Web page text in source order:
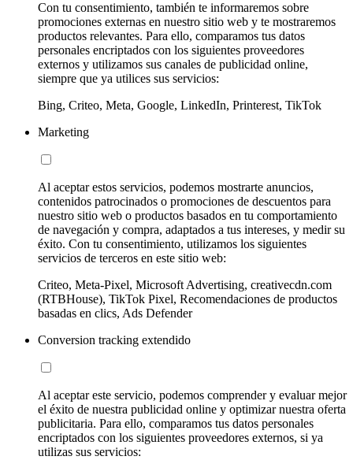
Con tu consentimiento, también te informaremos sobre
promociones externas en nuestro sitio web y te mostraremos
productos relevantes. Para ello, comparamos tus datos
personales encriptados con los siguientes proveedores
externos y utilizamos sus canales de publicidad online,
siempre que ya utilices sus servicios:
Bing, Criteo, Meta, Google, LinkedIn, Printerest, TikTok
Marketing
Al aceptar estos servicios, podemos mostrarte anuncios,
contenidos patrocinados o promociones de descuentos para
nuestro sitio web o productos basados en tu comportamiento
de navegación y compra, adaptados a tus intereses, y medir su
éxito. Con tu consentimiento, utilizamos los siguientes
servicios de terceros en este sitio web:
Criteo, Meta-Pixel, Microsoft Advertising, creativecdn.com
(RTBHouse), TikTok Pixel, Recomendaciones de productos
basadas en clics, Ads Defender
Conversion tracking extendido
Al aceptar este servicio, podemos comprender y evaluar mejor
el éxito de nuestra publicidad online y optimizar nuestra oferta
publicitaria. Para ello, comparamos tus datos personales
encriptados con los siguientes proveedores externos, si ya
utilizas sus servicios: